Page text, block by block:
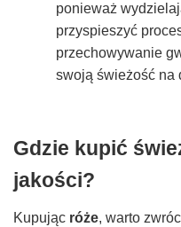
ponieważ
przyspieszyć
przechowywanie
swoją świeżość na
Gdzie kupić
jakości?
Kupując róże, warto